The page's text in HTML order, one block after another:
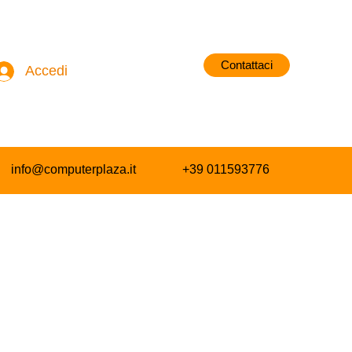
Accedi Contattaci
info@computerplaza.it +39 011593776